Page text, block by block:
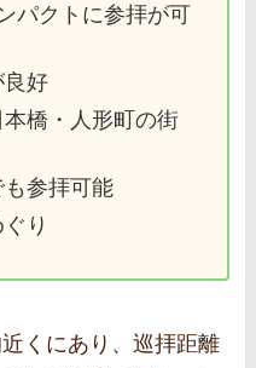
パクトに参拝が可
良好
橋・人形町の街
参拝可能
り
くにあり、巡拝距離